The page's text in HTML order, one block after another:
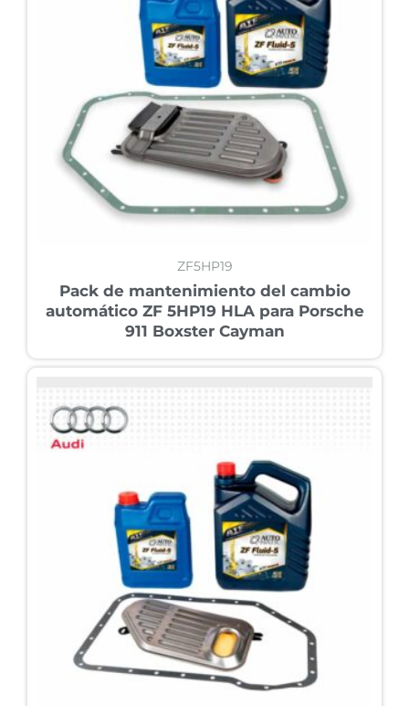
ZF5HP19
Pack de mantenimiento del cambio
automático ZF 5HP19 HLA para Porsche
911 Boxster Cayman